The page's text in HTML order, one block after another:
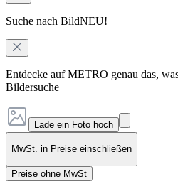
Suche nach BildNEU!
Entdecke auf METRO genau das,
Bildersuche
Lade ein Foto hoch
MwSt. in Preise einschließen
Preise ohne MwSt